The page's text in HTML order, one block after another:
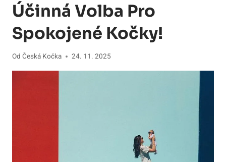
Účinná Volba Pro
Spokojené Kočky!
Od Česká Kočka 24. 11. 2025